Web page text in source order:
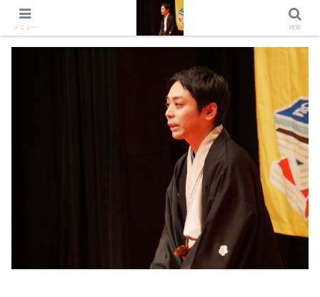
出演情報 出演依頼 日記 プロフィール
メニュー 検索